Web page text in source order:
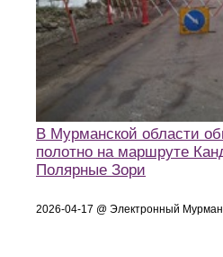
В Мурманской области
полотно на маршруте
Полярные Зори
2026-04-17 @ Электронный